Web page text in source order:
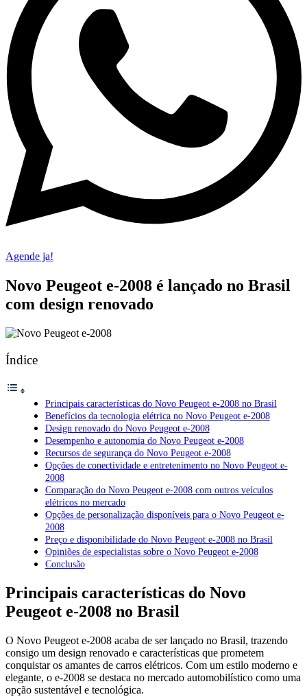
Agende ja!
Novo Peugeot e-2008 é lançado no Brasil
com design renovado
Índice
Principais características do Novo Peugeot e-2008 no Brasil
Benefícios da tecnologia elétrica no Novo Peugeot e-2008
Design renovado do Novo Peugeot e-2008
Desempenho e autonomia do Novo Peugeot e-2008
Recursos de segurança do Novo Peugeot e-2008
Opções de conectividade e entretenimento no Novo Peugeot e-
2008
Comparação do Novo Peugeot e-2008 com outros veículos
elétricos no mercado
Opções de personalização disponíveis para o Novo Peugeot e-
2008
Preço e disponibilidade do Novo Peugeot e-2008 no Brasil
Opiniões de especialistas sobre o Novo Peugeot e-2008
Conclusão
Principais características do Novo
Peugeot e-2008 no Brasil
O Novo Peugeot e-2008 acaba de ser lançado no Brasil, trazendo
consigo um design renovado e características que prometem
conquistar os amantes de carros elétricos. Com um estilo moderno e
elegante, o e-2008 se destaca no mercado automobilístico como uma
opção sustentável e tecnológica.